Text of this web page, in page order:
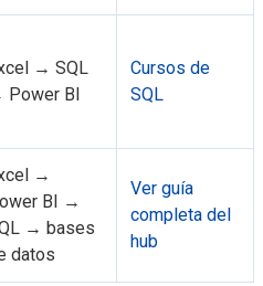
→ SQL
Power BI
Cursos de
SQL
→
BI →
→ bases
datos
Ver guía
completa del
hub